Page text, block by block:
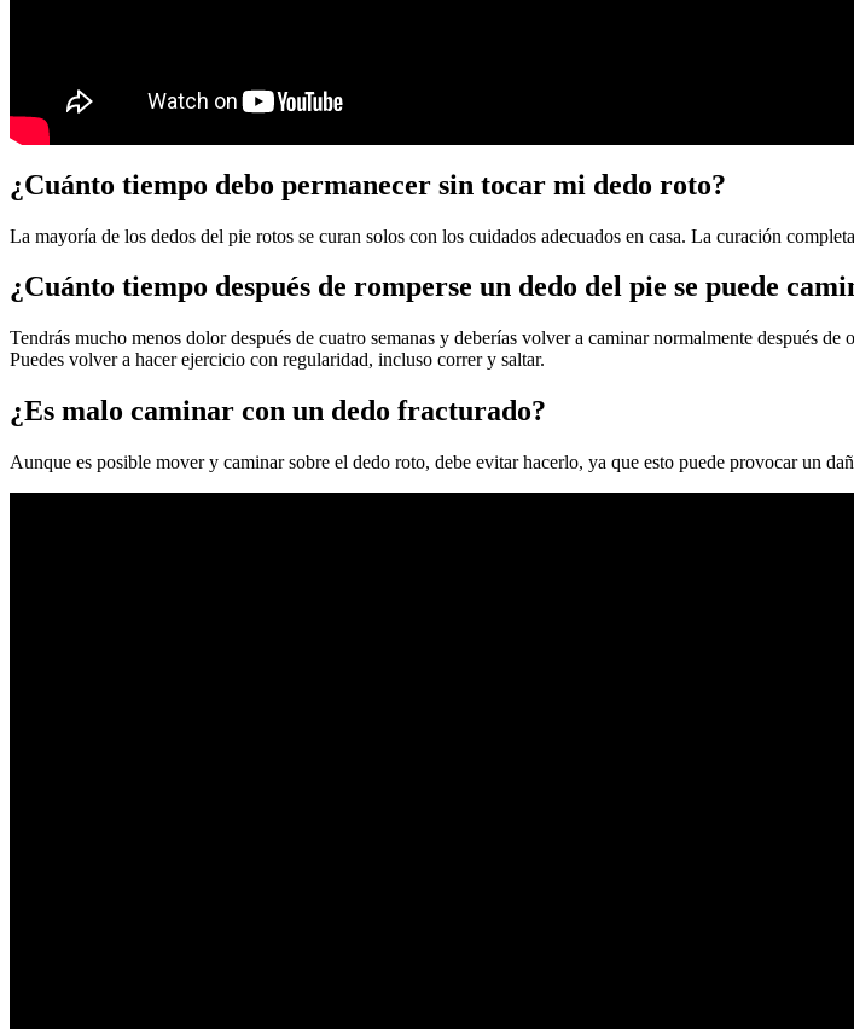
¿Cuánto tiempo debo permanecer sin tocar mi dedo roto?
La mayoría de los dedos del pie rotos se curan solos con los cuidados adecuados en casa. La curación
¿Cuánto tiempo después de romperse un dedo del pie se puede
Tendrás mucho menos dolor después de cuatro semanas y deberías volver a caminar normalmente después
Puedes volver a hacer ejercicio con regularidad, incluso correr y saltar.
¿Es malo caminar con un dedo fracturado?
Aunque es posible mover y caminar sobre el dedo roto, debe evitar hacerlo, ya que esto puede provocar un